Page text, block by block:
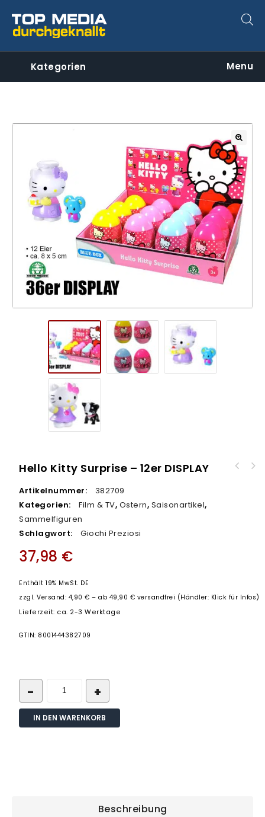
Kategorien Menu
🔍
Hello Kitty Surprise – 12er DISPLAY
Artikelnummer:
382709
Kategorien:
Film & TV, Ostern, Saisonartikel,
Sammelfiguren
Schlagwort:
Giochi Preziosi
37,98 €
Enthält 19% MwSt. DE
zzgl.Versand: 4,90 € – ab 49,90 € versandfrei (Händler: Klick für Infos)
Lieferzeit: ca. 2-3 Werktage
GTIN: 8001444382709
IN DEN WARENKORB
Beschreibung